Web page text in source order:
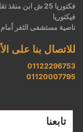
فكتوريا 25 ش
فيكتوريا
ناصية مستشفى الثغر
للاتصال بنا على
01122296753
01120007795
تابعنا